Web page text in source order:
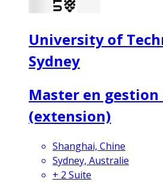
University of
Sydney
Master en
(extension)
Shanghai, Chine
Sydney, Australie
+ 2 Suite